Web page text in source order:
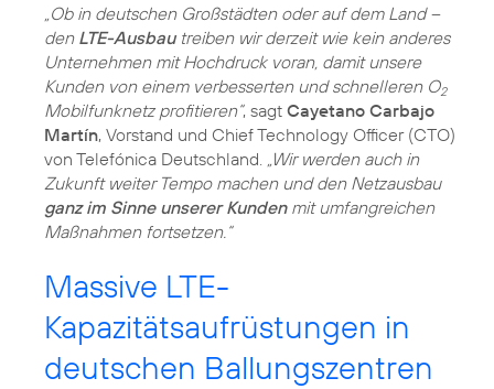
„Ob in deutschen Großstädten oder auf dem Land –
den LTE-Ausbautreiben wir derzeit wie kein anderes
Unternehmen mit Hochdruck voran, damit unsere
Kunden von einem verbesserten und schnelleren O2
Mobilfunknetz profitieren“, sagt Cayetano Carbajo
Martín, Vorstand und Chief Technology Officer (CTO)
von Telefónica Deutschland.
„Wir werden auch in
Zukunft weiter Tempo machen und den Netzausbau
ganz im Sinne unserer Kundenmit umfangreichen
Maßnahmen fortsetzen.“
Massive LTE-
Kapazitätsaufrüstungen in
deutschen Ballungszentren